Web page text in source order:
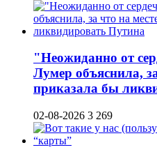
"Неожиданно от
Лумер объяснила,
приказала бы
02-08-2026 3 269